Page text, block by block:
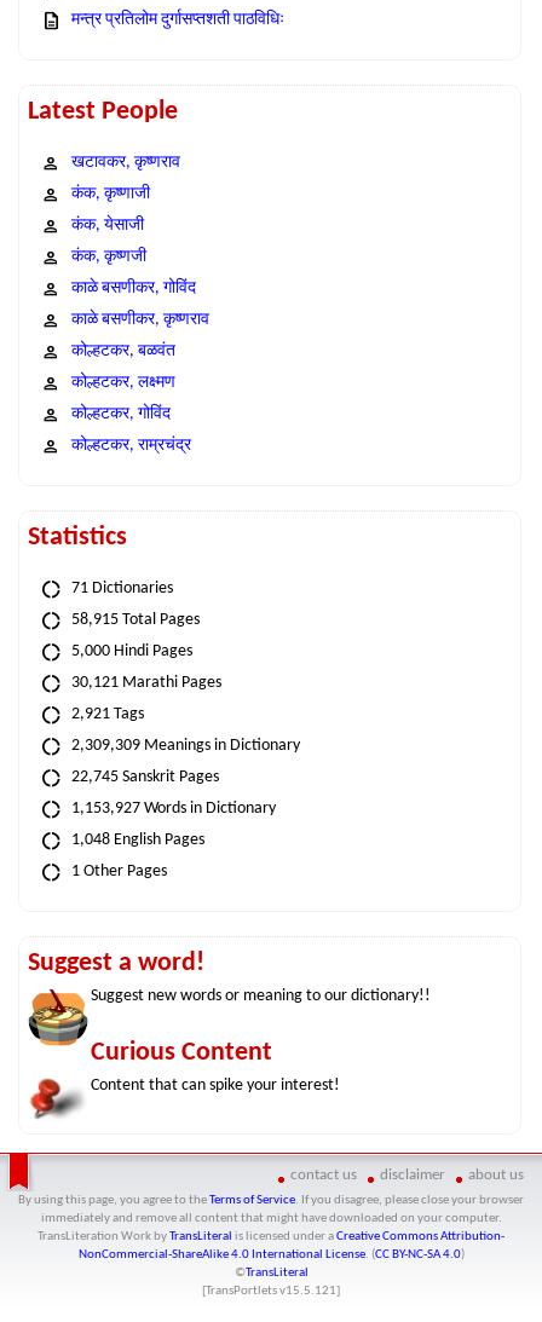
मन्त्र प्रतिलोम दुर्गासप्तशती पाठविधिः
Latest People
खटावकर, कृष्णराव
कंक, कृष्णाजी
कंक, येसाजी
कंक, कृष्णजी
काळे बसणीकर, गोविंद
काळे बसणीकर, कृष्णराव
कोल्हटकर, बळवंत
कोल्हटकर, लक्ष्मण
कोल्हटकर, गोविंद
कोल्हटकर, राम्रचंद्र
Statistics
71 Dictionaries
58,915 Total Pages
5,000 Hindi Pages
30,121 Marathi Pages
2,921 Tags
2,309,309 Meanings in Dictionary
22,745 Sanskrit Pages
1,153,927 Words in Dictionary
1,048 English Pages
1 Other Pages
Suggest a word!
Suggest new words or meaning to our dictionary!!
Curious Content
Content that can spike your interest!
contact us disclaimer about us
By using this page, you agree to the Terms of Service. If you disagree, please close your browser
immediately and remove all content that might have downloaded on your computer.
TransLiteration Workby TransLiteral is licensed under aCreative Commons Attribution-
NonCommercial-ShareAlike 4.0 International License. (CC BY-NC-SA 4.0)
©TransLiteral
[TransPortlets v15.5.121